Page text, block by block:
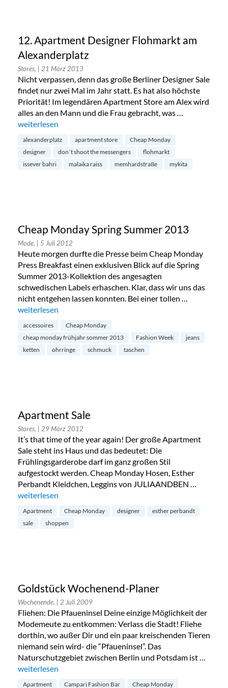
12. Apartment Designer Flohmarkt am
Alexanderplatz
Stores, | 21 März 2013
Nicht verpassen, denn das große Berliner Designer Sale
findet nur zwei Mal im Jahr statt. Es hat also höchste
Priorität! Im legendären Apartment Store am Alex wird
alles an den Mann und die Frau gebracht, was …
„12. Apartment Designer Flohmarkt am Alexanderplatz“
weiterlesen
alexanderplatz apartment store
Cheap Monday
designer
don´t shoot the messengers
flohmarkt
issever bahri
malaika raiss memhardstraße mykita
Cheap Monday Spring Summer 2013
Mode, | 5 Juli 2012
Heute morgen durfte die Presse beim Cheap Monday
Press Breakfast einen exklusiven Blick auf die Spring
Summer 2013-Kollektion des angesagten
schwedischen Labels erhaschen. Klar, dass wir uns das
nicht entgehen lassen konnten. Bei einer tollen …
„Cheap Monday Spring Summer 2013“
weiterlesen
accessoires
Cheap Monday
cheap monday frühjahr sommer 2013
Fashion Week
jeans
ketten
ohrringe schmuck taschen
Apartment Sale
Stores, | 29 März 2012
It’s that time of the year again! Der große Apartment
Sale steht ins Haus und das bedeutet: Die
Frühlingsgarderobe darf im ganz großen Stil
aufgestockt werden. Cheap Monday Hosen, Esther
Perbandt Kleidchen, Leggins von JULIAANDBEN …
„Apartment Sale“
weiterlesen
Apartment Cheap Monday designer
esther perbandt
sale
shoppen
Goldstück Wochenend-Planer
Wochenende, | 2 Juli 2009
Fliehen: Die Pfaueninsel Deine einzige Möglichkeit der
Modemeute zu entkommen: Verlass die Stadt! Fliehe
dorthin, wo außer Dir und ein paar kreischenden Tieren
niemand sein wird- die “Pfaueninsel”. Das
Naturschutzgebiet zwischen Berlin und Potsdam ist …
„Goldstück Wochenend-Planer“
weiterlesen
Apartment Campari Fashion Bar Cheap Monday